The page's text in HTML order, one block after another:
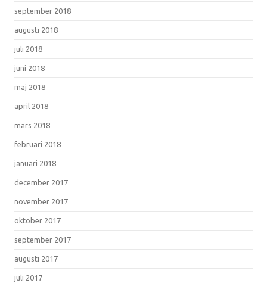
september 2018
augusti 2018
juli 2018
juni 2018
maj 2018
april 2018
mars 2018
februari 2018
januari 2018
december 2017
november 2017
oktober 2017
september 2017
augusti 2017
juli 2017